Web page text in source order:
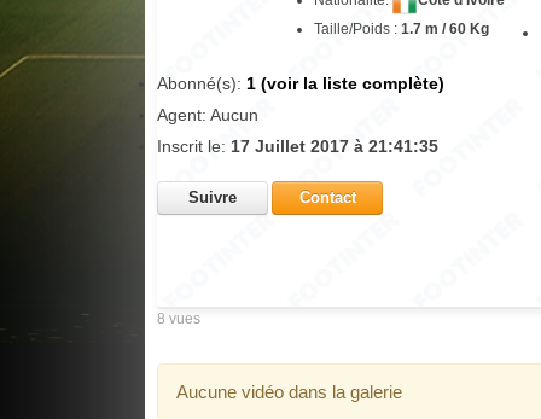
Taille/Poids : 1.7 m / 60 Kg
Abonné(s): 1 (voir la liste complète)
Agent: Aucun
Inscrit le: 17 Juillet 2017 à 21:41:35
Suivre Contact
8 vues
Aucune vidéo dans la galerie